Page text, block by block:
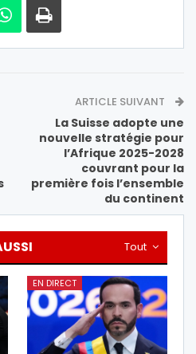
ARTICLE SUIVANT
La Suisse adopte une
nouvelle stratégie pour
l’Afrique 2025-2028
couvrant pour la
première fois l’ensemble
du continent
Tout
EN DIRECT